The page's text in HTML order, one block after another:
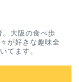
大阪の食べ歩
が好きな趣味全
てます。